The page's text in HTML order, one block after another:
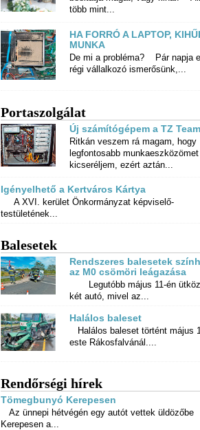
több mint...
HA FORRÓ A LAPTOP,
MUNKA
De mi a probléma? Pár napja
régi vállalkozó ismerősünk,...
Portaszolgálat
Új számítógépem a TZ
Ritkán veszem rá magam, hogy
legfontosabb munkaeszközömet
kicseréljem, ezért aztán...
Igényelhető a Kertváros Kártya
A XVI. kerület Önkormányzat képviselő-
testületének...
Balesetek
Rendszeres balesetek
az M0 csömöri leágazása
Legutóbb május 11-én
két autó, mivel az...
Halálos baleset
Halálos baleset történt május
este Rákosfalvánál....
Rendőrségi hírek
Tömegbunyó Kerepesen
Az ünnepi hétvégén egy autót vettek üldözőbe
Kerepesen a...